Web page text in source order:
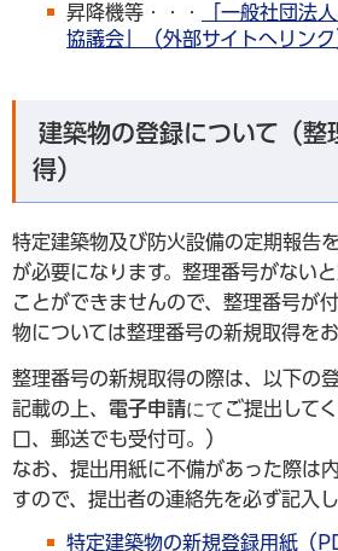
昇降機等・・・
「一般社団法
協議会」（外部サイトへリンク
建築物の登録について（整
得）
特定建築物及び防火設備の定期報告
が必要になります。整理番号がない
ことができませんので、整理番号が
物については整理番号の新規取得をお
整理番号の新規取得の際は、以下の
記載の上、 電子申請にて ご提出して
口、郵送でも受付可。）
なお、提出用紙に不備があった際は
すので、提出者の連絡先を必ず記入し
特定建築物の新規登録用紙（